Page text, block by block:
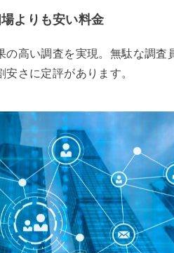
よりも安い料金
の高い調査を実現。無駄な調査
さに定評があります。